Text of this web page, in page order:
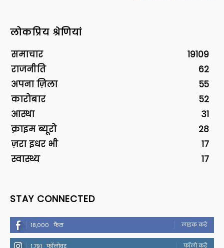
लोकप्रिय श्रेणियां
समाचार
19109
राजनीति
62
अपना ज़िला
55
कारोबार
52
आस्था
31
क्राइम ब्यूरो
28
ज़रा इधर भी
17
स्वास्थ्य
17
STAY CONNECTED
18,000 फैंस लाइक करें
1,791 फॉलोवर फॉलो करें